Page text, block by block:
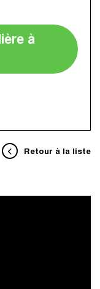
à
Retour à la liste